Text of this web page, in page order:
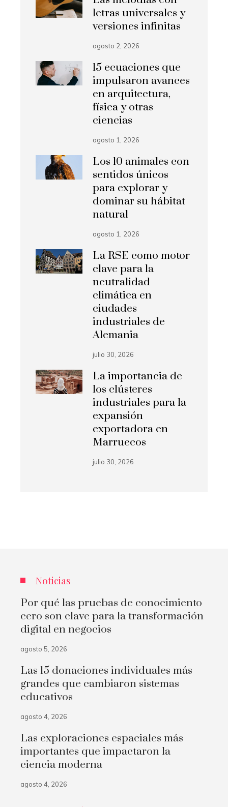
letras universales y
versiones infinitas
agosto 2, 2026
15 ecuaciones que
impulsaron avances
en arquitectura,
física y otras
ciencias
agosto 1, 2026
Los 10 animales con
sentidos únicos
para explorar y
dominar su hábitat
natural
agosto 1, 2026
La RSE como motor
clave para la
neutralidad
climática en
ciudades
industriales de
Alemania
julio 30, 2026
La importancia de
los clústeres
industriales para la
expansión
exportadora en
Marruecos
julio 30, 2026
Noticias
Por qué las pruebas de conocimiento
cero son clave para la transformación
digital en negocios
agosto 5, 2026
Las 15 donaciones individuales más
grandes que cambiaron sistemas
educativos
agosto 4, 2026
Las exploraciones espaciales más
importantes que impactaron la
ciencia moderna
agosto 4, 2026